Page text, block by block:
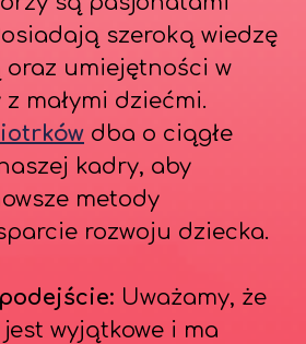
szeroką wiedzę
umiejętności w
małymi dziećmi.
dba o ciągłe
kadry, aby
metody
rozwoju dziecka.
Uważamy, że
wyjątkowe i ma